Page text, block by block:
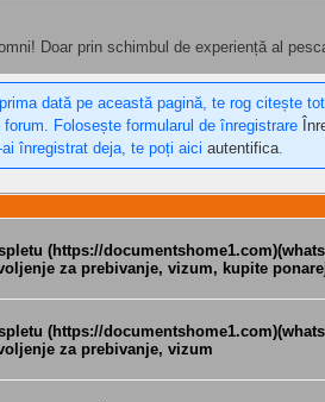
Doar prin schimbul de experiență al
dată pe această pagină, te rog citește
Folosește formularul de înregistrare
ai înregistrat deja, te poți aiciautentifica.
(https://
za prebivanje, vizum, kupite
(https://
za prebivanje, vizum